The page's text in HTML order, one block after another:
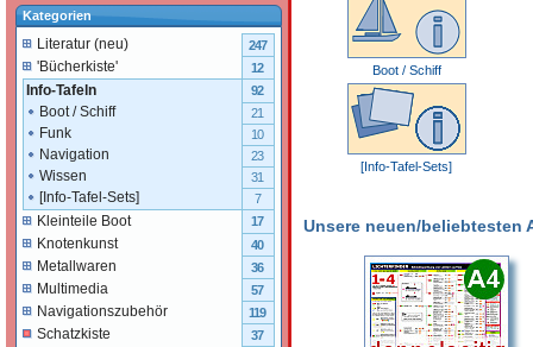
Boot / Schiff
[Info-Tafel-Sets]
Unsere neuen/beliebtesten
Kategorien
Literatur (neu) 247
'Bücherkiste' 12
Info-Tafeln 92
Boot / Schiff 21
Funk 10
Navigation 23
Wissen 31
[Info-Tafel-Sets] 7
Kleinteile Boot 17
Knotenkunst 40
Metallwaren 36
Multimedia 57
Navigationszubehör 119
Schatzkiste 37